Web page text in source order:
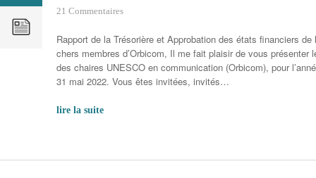
21 Commentaires
Rapport de la Trésorière et Approbation des états financiers de
chers membres d’Orbicom, Il me fait plaisir de vous présenter
des chaires UNESCO en communication (Orbicom), pour
31 mai 2022. Vous êtes invitées, invités…
lire la suite